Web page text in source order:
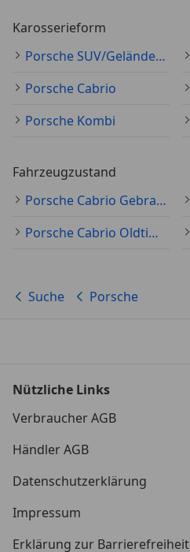
Karosserieform
Porsche SUV/Geländewagen/Pickup
Porsche Cabrio
Porsche Kombi
Fahrzeugzustand
Porsche Cabrio Gebraucht
Porsche Cabrio Oldtimer
Suche Porsche
Nützliche Links
Verbraucher AGB
Händler AGB
Datenschutzerklärung
Impressum
Erklärung zur Barrierefreiheit